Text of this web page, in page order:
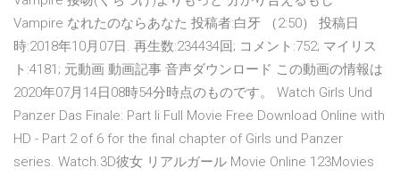
Vampire なれたのならあなた 投稿者:白牙 （2:50） 投稿日
時:2018年10月07日. 再生数:234434回; コメント:752; マイリス
ト:4181; 元動画 動画記事 音声ダウンロード この動画の情報は
2020年07月14日08時54分時点のものです。 Watch Girls Und
Panzer Das Finale: Part Ii Full Movie Free Download Online with
HD - Part 2 of 6 for the final chapter of Girls und Panzer
series. Watch.3D彼女 リアルガール Movie Online 123Movies